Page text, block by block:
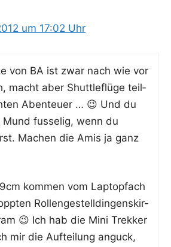
um 17:02 Uhr
von BA ist zwar nach wie vor
macht aber Shut­tle­flü­ge teil­
Aben­teu­er … 😉 Und du
fus­se­lig, wenn du
Machen die Amis ja ganz
kom­men vom Lap­top­f­ach
Rol­len­ge­stell­din­gens­kir­
😉 Ich hab die Mini Trek­ker
mir die Auf­tei­lung anguck,